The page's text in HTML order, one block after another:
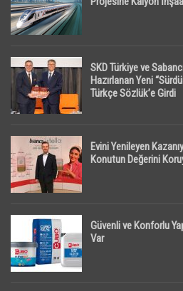
SKD Türkiye ve
Hazırlanan Yeni
Türkçe Sözlük’e Girdi
Evini Yenileyen
Konutun Değerini
Güvenli ve Konforlu
Var